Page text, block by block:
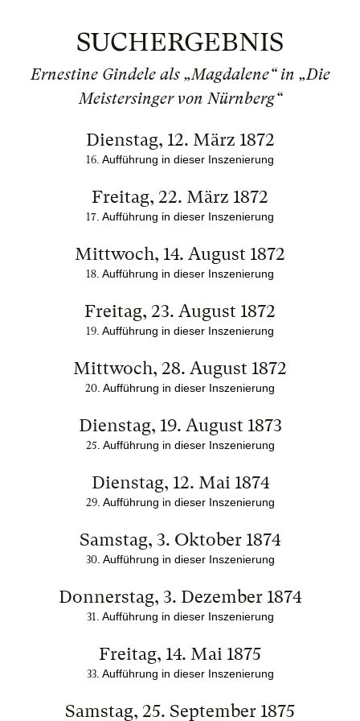
SUCHERGEBNIS
Ernestine Gindele als „Magdalene“ in „Die
Meistersinger von Nürnberg“
Dienstag, 12. März 1872
16 . Aufführung in dieser Inszenierung
Freitag, 22. März 1872
17 . Aufführung in dieser Inszenierung
Mittwoch, 14. August 1872
18 . Aufführung in dieser Inszenierung
Freitag, 23. August 1872
19 . Aufführung in dieser Inszenierung
Mittwoch, 28. August 1872
20 . Aufführung in dieser Inszenierung
Dienstag, 19. August 1873
25. Aufführung in dieser Inszenierung
Dienstag, 12. Mai 1874
29. Aufführung in dieser Inszenierung
Samstag, 3. Oktober 1874
30. Aufführung in dieser Inszenierung
Donnerstag, 3. Dezember 1874
31 . Aufführung in dieser Inszenierung
Freitag, 14. Mai 1875
33. Aufführung in dieser Inszenierung
Samstag, 25. September 1875